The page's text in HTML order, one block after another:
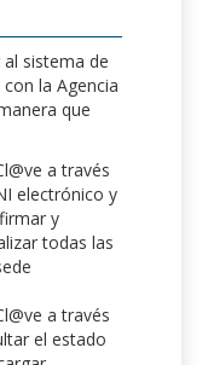
sistema de
la Agencia
que
a través
electrónico y
y
todas las
a través
el estado